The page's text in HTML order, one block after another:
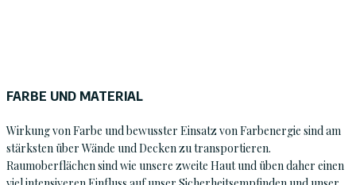
FARBE UND MATERIAL
Wirkung von Farbe und bewusster Einsatz von Farbenergie sind am
stärksten über Wände und Decken zu transportieren.
Raumoberflächen sind wie unsere zweite Haut und üben daher einen